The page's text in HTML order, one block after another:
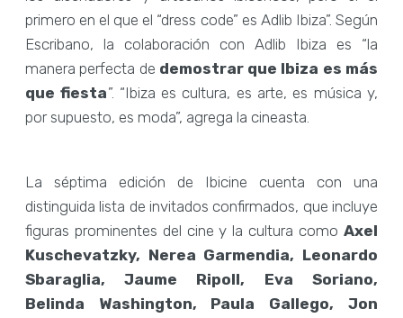
primero en el que el “dress code” es Adlib Ibiza”. Según
Escribano, la colaboración con Adlib Ibiza es “la
manera perfecta de demostrar que Ibiza es más
que fiesta”. “Ibiza es cultura, es arte, es música y,
por supuesto, es moda”, agrega la cineasta.
La séptima edición de Ibicine cuenta con una
distinguida lista de invitados confirmados, que incluye
figuras prominentes del cine y la cultura como Axel
Kuschevatzky, Nerea Garmendia, Leonardo
Sbaraglia, Jaume Ripoll, Eva Soriano,
Belinda Washington, Paula Gallego, Jon